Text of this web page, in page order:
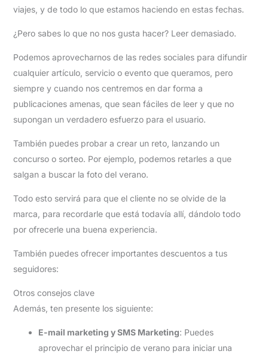
viajes, y de todo lo que estamos haciendo en estas fechas.
¿Pero sabes lo que no nos gusta hacer? Leer demasiado.
Podemos aprovecharnos de las redes sociales para difundir
cualquier artículo, servicio o evento que queramos, pero
siempre y cuando nos centremos en dar forma a
publicaciones amenas, que sean fáciles de leer y que no
supongan un verdadero esfuerzo para el usuario.
También puedes probar a crear un reto, lanzando un
concurso o sorteo. Por ejemplo, podemos retarles a que
salgan a buscar la foto del verano.
Todo esto servirá para que el cliente no se olvide de la
marca, para recordarle que está todavía allí, dándolo todo
por ofrecerle una buena experiencia.
También puedes ofrecer importantes descuentos a tus
seguidores:
Otros consejos clave
Además, ten presente los siguiente:
E-mail marketing y SMS Marketing: Puedes
aprovechar el principio de verano para iniciar una